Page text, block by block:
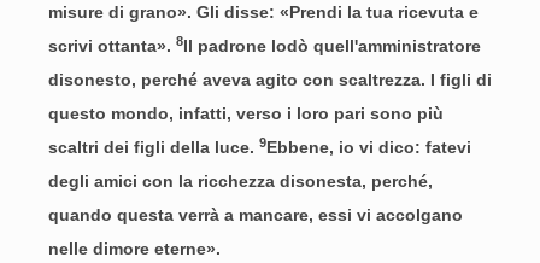
misure di grano». Gli disse: «Prendi la tua ricevuta e
scrivi ottanta». 8Il padrone lodò quell'amministratore
disonesto, perché aveva agito con scaltrezza. I figli di
questo mondo, infatti, verso i loro pari sono più
scaltri dei figli della luce. 9Ebbene, io vi dico: fatevi
degli amici con la ricchezza disonesta, perché,
quando questa verrà a mancare, essi vi accolgano
nelle dimore eterne».